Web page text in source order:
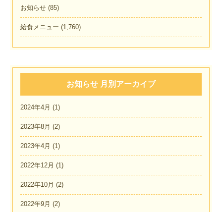
お知らせ (85)
給食メニュー (1,760)
お知らせ 月別アーカイブ
2024年4月 (1)
2023年8月 (2)
2023年4月 (1)
2022年12月 (1)
2022年10月 (2)
2022年9月 (2)